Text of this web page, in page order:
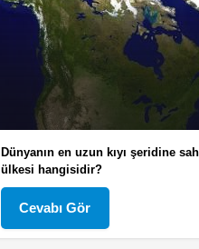
Dünyanın en uzun kıyı şeridine
ülkesi hangisidir?
Cevabı Gör